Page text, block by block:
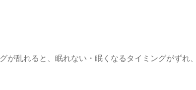
が乱れると、眠れない・眠くなるタイミングがずれ